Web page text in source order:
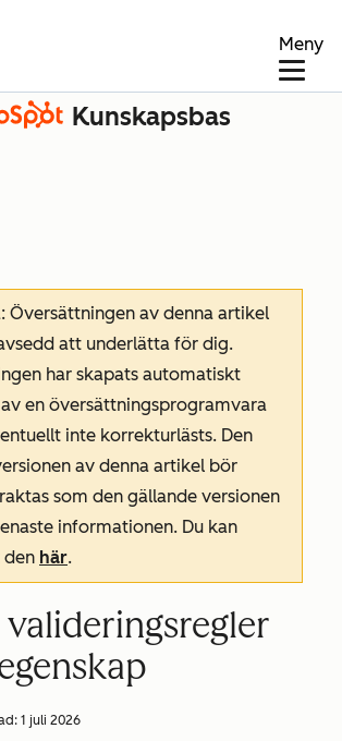
Meny
Kunskapsbas
Översättningen av denna artikel
att underlätta för dig.
har skapats automatiskt
en översättningsprogramvara
inte korrekturlästs. Den
av denna artikel bör
som den gällande versionen
informationen. Du kan
den här.
valideringsregler
1 juli 2026